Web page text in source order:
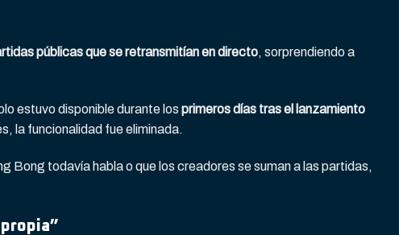
públicas que se retransmitían en directo, sorprendiendo a
estuvo disponible durante los primeros días tras el lanzamiento
la funcionalidad fue eliminada.
Bong todavía habla o que los creadores se suman a las partidas,